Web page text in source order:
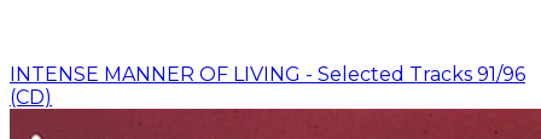
INTENSE MANNER OF LIVING - Selected Tracks 91/96
(CD)